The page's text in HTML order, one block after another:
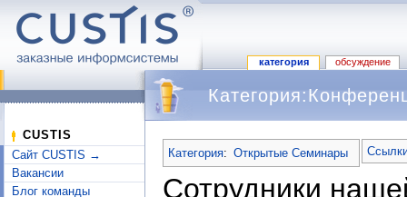
категория обсуждение
CUSTIS
Сайт CUSTIS →
Вакансии
Блог команды
Категория: Открытые Семинары
Сотрудники